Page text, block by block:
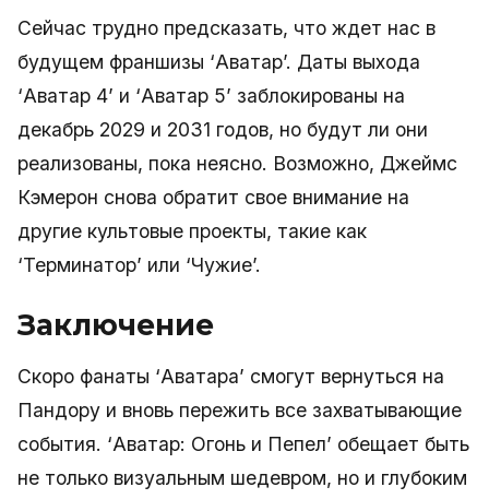
Сейчас трудно предсказать, что ждет нас в
будущем франшизы ‘Аватар’. Даты выхода
‘Аватар 4’ и ‘Аватар 5’ заблокированы на
декабрь 2029 и 2031 годов, но будут ли они
реализованы, пока неясно. Возможно, Джеймс
Кэмерон снова обратит свое внимание на
другие культовые проекты, такие как
‘Терминатор’ или ‘Чужие’.
Заключение
Скоро фанаты ‘Аватара’ смогут вернуться на
Пандору и вновь пережить все захватывающие
события. ‘Аватар: Огонь и Пепел’ обещает быть
не только визуальным шедевром, но и глубоким